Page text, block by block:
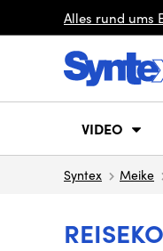
Alles rund ums
VIDEO
Syntex Meike